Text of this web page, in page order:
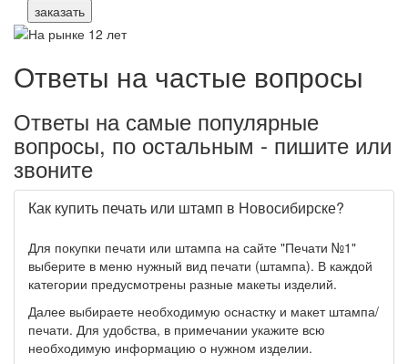
заказать
Ответы на частые вопросы
Ответы на самые популярные
вопросы, по остальным - пишите или
звоните
Как купить печать или штамп в Новосибирске?
Для покупки печати или штампа на сайте "Печати №1"
выберите в меню нужный вид печати (штампа). В каждой
категории предусмотрены разные макеты изделий.
Далее выбираете необходимую оснастку и макет штампа/
печати. Для удобства, в примечании укажите всю
необходимую информацию о нужном изделии.